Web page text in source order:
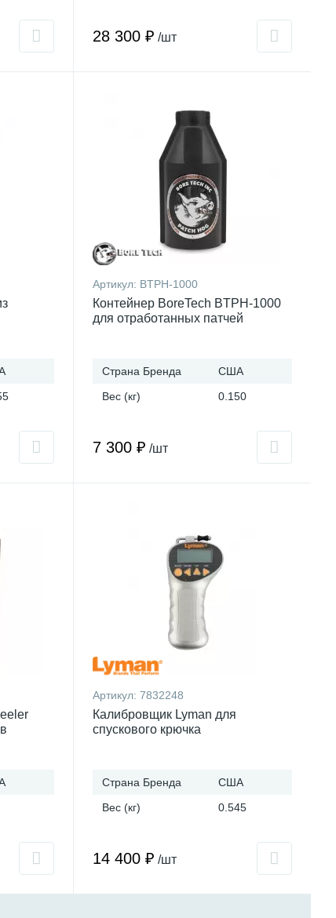
28 300 ₽ /шт
Артикул: BTPH-1000
Контейнер BoreTech BTPH-1000
для отработанных патчей
Страна Бренда
США
Вес (кг)
0.150
7 300 ₽ /шт
Артикул: 7832248
Калибровщик Lyman для
спускового крючка
Страна Бренда
США
Вес (кг)
0.545
14 400 ₽ /шт